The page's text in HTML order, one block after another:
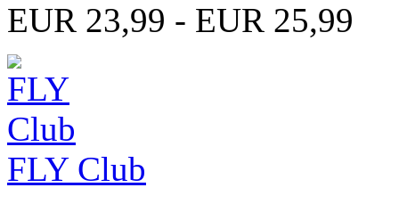
EUR 23,99 - EUR 25,99
FLY Club